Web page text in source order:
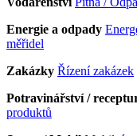
Energie a odpady
měřidel
Zakázky Řízení zakázek
Potravinářství /
produktů